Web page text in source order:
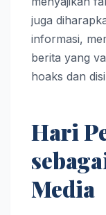
juga
informasi,
berita yang
hoaks dan
Hari
Media